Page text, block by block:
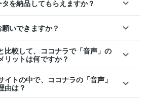
を納品してもらえますか？
いできますか？
比較して、ココナラで「音声」の
リットは何ですか？
イトの中で、ココナラの「音声」
由は？